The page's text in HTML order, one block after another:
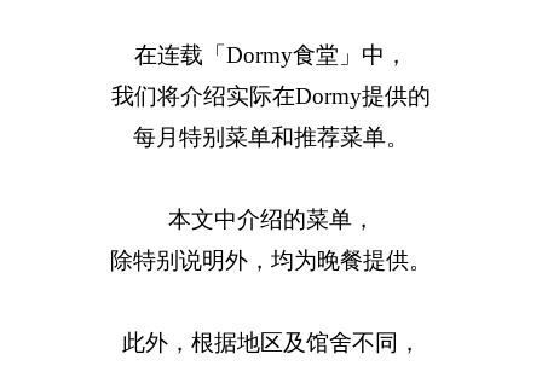
在连载「Dormy食堂」中，
我们将介绍实际在Dormy提供的
每月特别菜单和推荐菜单。
本文中介绍的菜单，
除特别说明外，均为晚餐提供。
此外，根据地区及馆舍不同，